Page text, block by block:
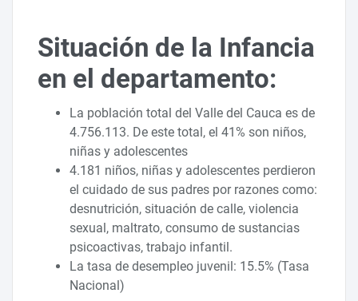
Situación de la Infancia
en el departamento:
La población total del Valle del Cauca es de
4.756.113. De este total, el 41% son niños,
niñas y adolescentes
4.181 niños, niñas y adolescentes perdieron
el cuidado de sus padres por razones como:
desnutrición, situación de calle, violencia
sexual, maltrato, consumo de sustancias
psicoactivas, trabajo infantil.
La tasa de desempleo juvenil: 15.5% (Tasa
Nacional)